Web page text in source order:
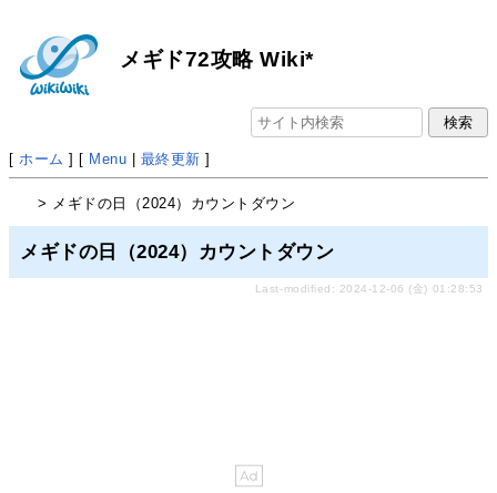
メギド72攻略 Wiki*
[ ホーム ] [ Menu | 最終更新 ]
> メギドの日（2024）カウントダウン
メギドの日（2024）カウントダウン
Last-modified: 2024-12-06 (金) 01:28:53